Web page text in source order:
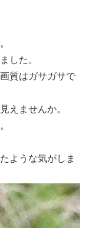
した。
質はガサガサで
えませんか。
ような気がしま